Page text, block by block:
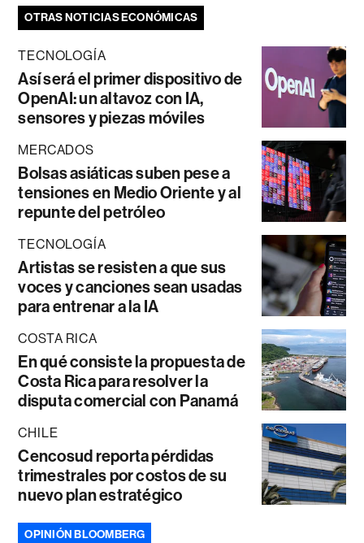
OTRAS NOTICIAS ECONÓMICAS
TECNOLOGÍA
Así será el primer dispositivo de
OpenAI: un altavoz con IA,
sensores y piezas móviles
MERCADOS
Bolsas asiáticas suben pese a
tensiones en Medio Oriente y al
repunte del petróleo
TECNOLOGÍA
Artistas se resisten a que sus
voces y canciones sean usadas
para entrenar a la IA
COSTA RICA
En qué consiste la propuesta de
Costa Rica para resolver la
disputa comercial con Panamá
CHILE
Cencosud reporta pérdidas
trimestrales por costos de su
nuevo plan estratégico
OPINIÓN BLOOMBERG